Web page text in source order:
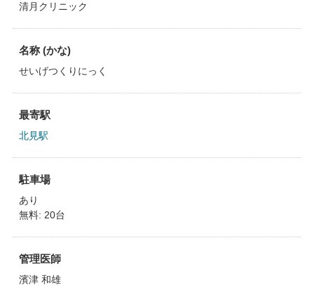
清月クリニック
名称 (かな)
せいげつくりにっく
最寄駅
北見駅
駐車場
あり
無料: 20台
管理医師
濱津 和雄